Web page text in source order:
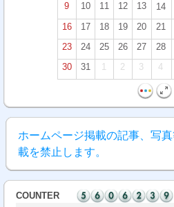
9
10 11 12 13 14
16
17 18 19 20 21
23
24 25 26 27 28
30
31 1 2 3 4
ホームページ掲載の記事、写
載を禁止します。
COUNTER